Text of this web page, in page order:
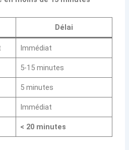
Délai
Immédiat
5-15 minutes
5 minutes
Immédiat
< 20 minutes